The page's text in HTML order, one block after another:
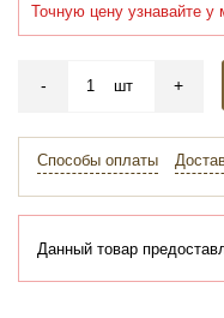
Точную цену узнавайте у
- шт +
Способы оплаты
Данный товар